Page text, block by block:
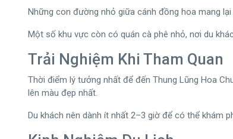
Những con đường nhỏ giữa cánh đồng hoa mang
Một số khu vực còn có quán cà phê nhỏ, nơi du
Trải Nghiệm Khi Tham Quan
Thời điểm lý tưởng nhất để đến Thung Lũng Hoa
lên màu đẹp nhất.
Du khách nên dành ít nhất 2–3 giờ để có thể khám